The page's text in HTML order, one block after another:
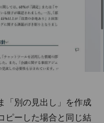
「別の見出し」を作成
ピーした場合と同じ結